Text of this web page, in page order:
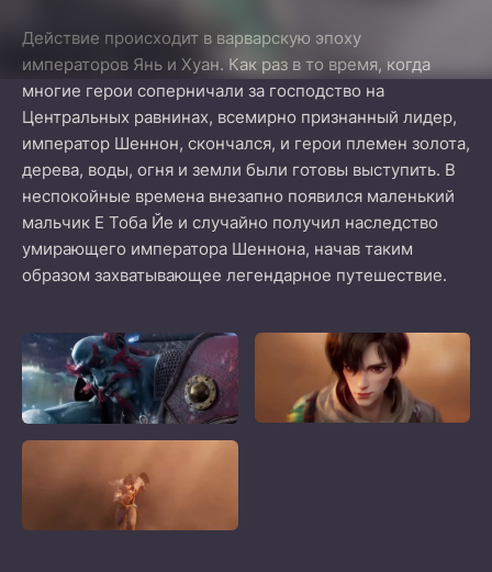
Действие происходит в варварскую эпоху
императоров Янь и Хуан. Как раз в то время, когда
многие герои соперничали за господство на
Центральных равнинах, всемирно признанный лидер,
император Шеннон, скончался, и герои племен золота,
дерева, воды, огня и земли были готовы выступить. В
неспокойные времена внезапно появился маленький
мальчик Е Тоба Йе и случайно получил наследство
умирающего императора Шеннона, начав таким
образом захватывающее легендарное путешествие.